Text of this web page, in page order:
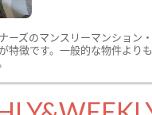
ーズのマンスリーマンション
特徴です。一般的な物件より